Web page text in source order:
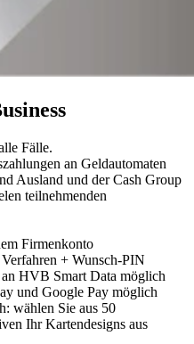
Fälle.
an Geldautomaten
Ausland und der Cash Group
teilnehmenden
Firmenkonto
+ Wunsch-PIN
HVB Smart Data möglich
und Google Pay möglich
wählen Sie aus 50
Ihr Kartendesigns aus